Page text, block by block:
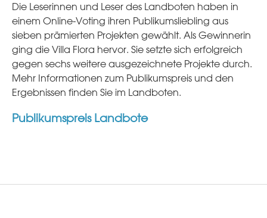
Die Leserinnen und Leser des Landboten haben in
einem Online-Voting ihren Publikumsliebling aus
sieben prämierten Projekten gewählt. Als Gewinnerin
ging die Villa Flora hervor. Sie setzte sich erfolgreich
gegen sechs weitere ausgezeichnete Projekte durch.
Mehr Informationen zum Publikumspreis und den
Ergebnissen finden Sie im Landboten.
Publikumspreis Landbote